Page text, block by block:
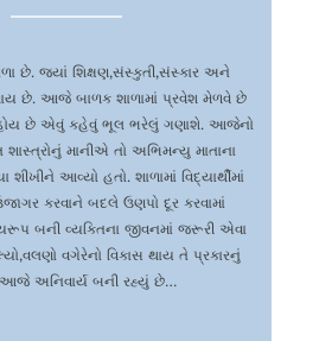
છે. જ્યાં શિક્ષણ,સંસ્કુતી,સંસ્કાર અને
છે. આજે બાળક શાળામાં પ્રવેશ મેળવે છે
છે એવું કહેવું ભૂલ ભરેલું ગણાશે. આજેનો
શાસ્ત્રોનું માનીએ તો અભિમન્યુ માતાના
શીખીને આવ્યો હતો. શાળામાં વિદ્યાર્થીમાં
કરવાને બદલે ઉણપો દૂર કરવામાં
બની વ્યક્તિના જીવનમાં જરૂરી એવા
,વલણો વગેરેનો વિકાસ થાય તે પ્રકારનું
આજે અનિવાર્ય બની રહ્યું છે…